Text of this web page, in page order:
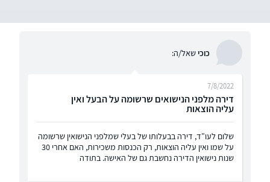
כוכישאל/ה:
דירה מלפני הנישואים שרשומה על הבעל ואין
עליה הוצאות
7/8/2022
שלום לעו"ד, דירה בבעלותו של בעלי שמלפני הנישואין שרשומה
על שמו ואין עליה הוצאות, רק הכנסות משכירות, האם אחרי 30
שנות נישואין הדירה נחשבת גם של האישה. בתודה